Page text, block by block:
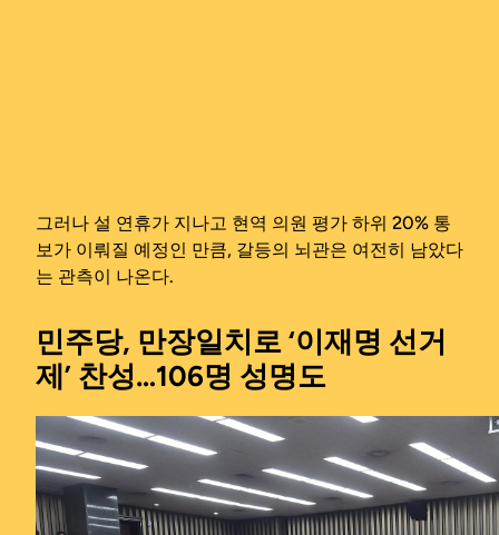
그러나 설 연휴가 지나고 현역 의원 평가 하위 20% 통
보가 이뤄질 예정인 만큼, 갈등의 뇌관은 여전히 남았다
는 관측이 나온다.
민주당, 만장일치로 ‘이재명 선거
제’ 찬성…106명 성명도